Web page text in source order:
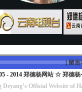
|留言
- 2014 郑德杨网站 ☆ 郑德杨
Deyang’s Official Website